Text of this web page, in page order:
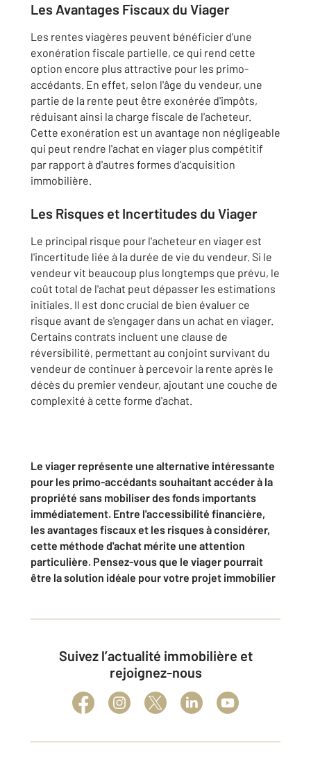
Les Avantages Fiscaux du Viager
Les rentes viagères peuvent bénéficier d'une
exonération fiscale partielle, ce qui rend cette
option encore plus attractive pour les primo-
accédants. En effet, selon l'âge du vendeur, une
partie de la rente peut être exonérée d'impôts,
réduisant ainsi la charge fiscale de l'acheteur.
Cette exonération est un avantage non négligeable
qui peut rendre l'achat en viager plus compétitif
par rapport à d'autres formes d'acquisition
immobilière.
Les Risques et Incertitudes du Viager
Le principal risque pour l'acheteur en viager est
l'incertitude liée à la durée de vie du vendeur. Si le
vendeur vit beaucoup plus longtemps que prévu, le
coût total de l'achat peut dépasser les estimations
initiales. Il est donc crucial de bien évaluer ce
risque avant de s'engager dans un achat en viager.
Certains contrats incluent une clause de
réversibilité, permettant au conjoint survivant du
vendeur de continuer à percevoir la rente après le
décès du premier vendeur, ajoutant une couche de
complexité à cette forme d'achat.
Le viager représente une alternative intéressante
pour les primo-accédants souhaitant accéder à la
propriété sans mobiliser des fonds importants
immédiatement. Entre l'accessibilité financière,
les avantages fiscaux et les risques à considérer,
cette méthode d'achat mérite une attention
particulière. Pensez-vous que le viager pourrait
être la solution idéale pour votre projet immobilier
Suivez l’actualité immobilière et
rejoignez-nous